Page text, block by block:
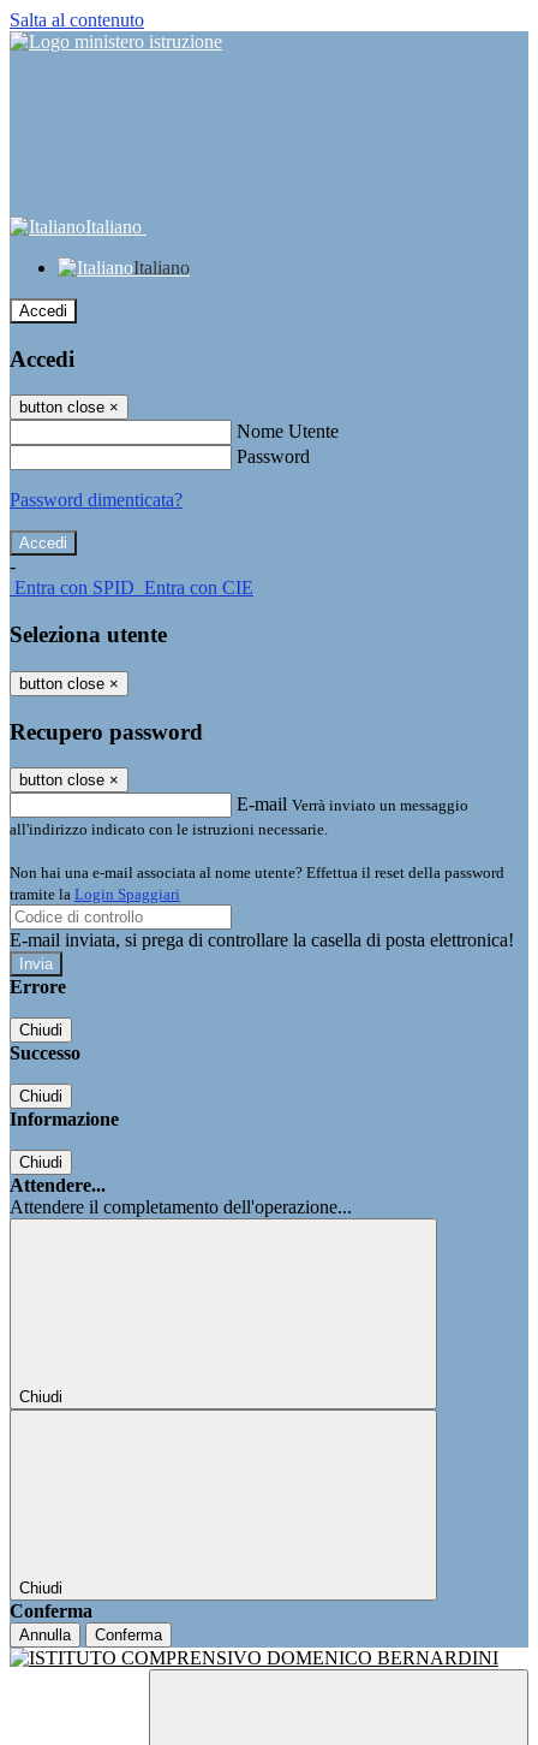
Salta al contenuto
Italiano
Italiano
Accedi
Accedi
button close ×
Nome Utente
Password
Password dimenticata?
-
Entra con SPID Entra con CIE
Seleziona utente
button close ×
Recupero password
button close ×
E-mail Verrà inviato un messaggio
all'indirizzo indicato con le istruzioni necessarie.
Non hai una e-mail associata al nome utente? Effettua il reset della password
tramite la Login Spaggiari
E-mail inviata, si prega di controllare la casella di posta elettronica!
Errore
Chiudi
Successo
Chiudi
Informazione
Chiudi
Attendere...
Attendere il completamento dell'operazione...
Chiudi
Chiudi
Conferma
Annulla Conferma